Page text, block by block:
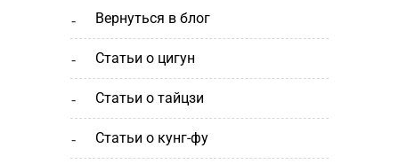
вернуться в блог
статьи о цигун
статьи о тайцзи
статьи о кунг-фу